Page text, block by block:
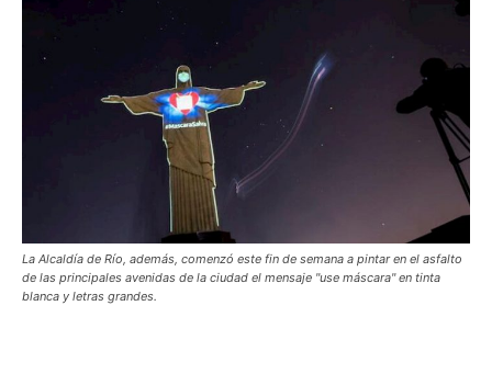
La Alcaldía de Río, además, comenzó este fin de semana a pintar en el asfalto
de las principales avenidas de la ciudad el mensaje "use máscara" en tinta
blanca y letras grandes.